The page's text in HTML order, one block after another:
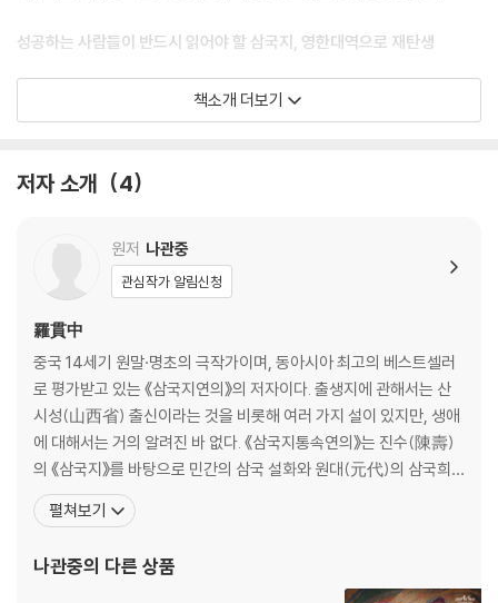
성공하는 사람들이 반드시 읽어야 할 삼국지, 영한대역으로 재탄생
4년간의 준비 끝에 출간되는 영한대역 삼국지는 450만 글자, 80만 단어,
4만여 문장으로 이뤄진 대작이며, 일상대화나 묘사에서부터 토론영어(제
들의 전략전술 헌책 등)는 물론 영어 이해의 최고봉이라는 수백 편의 시가
럼의 영문을 골고루 접할 수 있는 것이 삼국지의 가장 큰 장점이다.
책소개 더보기
저자 소개 4
원저 나관중
관심작가 알림신청
羅貫中
중국 14세기 원말·명초의 극작가이며, 동아시아 최고의 베스트셀러
로 평가받고 있는 《삼국지연의》의 저자이다. 출생지에 관해서는 산
시성(山西省) 출신이라는 것을 비롯해 여러 가지 설이 있지만, 생애
에 대해서는 거의 알려진 바 없다. 《삼국지통속연의》는 진수(陳壽)
의 《삼국지》를 바탕으로 민간의 삼국 설화와 원대(元代)의 삼국희
(三國戱) 등 여기저기 흩어져 있는 삼국에 관한 이야기를 한꺼번에
엮어 펴낸 것이다. 이 외에 《수호지》, 《수당연의》, 《잔당오대사연
때 동아시아에서 셰익스피어 또는 일리아스를 쓴 호메로스
펼쳐보기
나관중의 다른 상품